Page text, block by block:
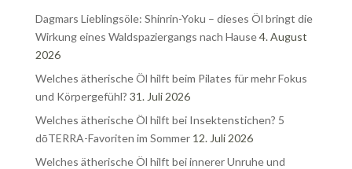
Dagmars Lieblingsöle: Shinrin-Yoku – dieses Öl bringt die
Wirkung eines Waldspaziergangs nach Hause4. August
2026
Welches ätherische Öl hilft beim Pilates für mehr Fokus
und Körpergefühl? 31. Juli 2026
Welches ätherische Öl hilft bei Insektenstichen? 5
dōTERRA-Favoriten im Sommer 12. Juli 2026
Welches ätherische Öl hilft bei innerer Unruhe und